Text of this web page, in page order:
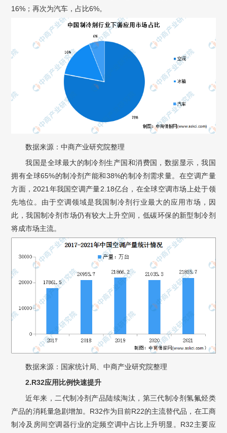
16%；再次为汽车，占比6%。
数据来源：中商产业研究院整理
我国是全球最大的制冷剂生产国和消费国，数据显示，我国
拥有全球65%的制冷剂产能和38%的制冷剂需求量。在空调产量
方面，2021年我国空调产量2.18亿台，在全球空调市场上处于领
先地位。由于空调领域是我国制冷剂行业最大的应用市场，因
此，我国制冷剂市场仍有较大上升空间，低碳环保的新型制冷剂
将成市场主流。
数据来源：国家统计局、中商产业研究院整理
2.R32应用比例快速提升
近年来，二代制冷剂产品陆续淘汰，第三代制冷剂氢氟烃类
产品的消耗量急剧增加。R32作为目前R22的主流替代品，在工商
制冷及房间空调器行业的定频空调中占比上升明显。R32主要应